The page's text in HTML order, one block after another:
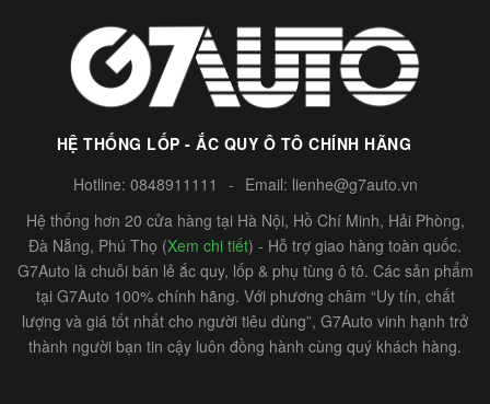
HỆ THỐNG LỐP - ẮC QUY Ô TÔ CHÍNH HÃNG
Hotline: 0848911111 - Email: lienhe@g7auto.vn
Hệ thống hơn 20 cửa hàng tại Hà Nội, Hồ Chí Minh, Hải Phòng,
Đà Nẵng, Phú Thọ (Xem chi tiết) - Hỗ trợ giao hàng toàn quốc.
G7Auto là chuỗi bán lẻ ắc quy, lốp & phụ tùng ô tô. Các sản phẩm
tại G7Auto 100% chính hãng. Với phương châm “Uy tín, chất
lượng và giá tốt nhất cho người tiêu dùng”, G7Auto vinh hạnh trở
thành người bạn tin cậy luôn đồng hành cùng quý khách hàng.